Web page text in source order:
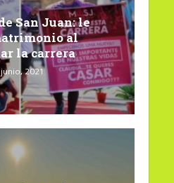
San Juan: le
al
la carrera
2021